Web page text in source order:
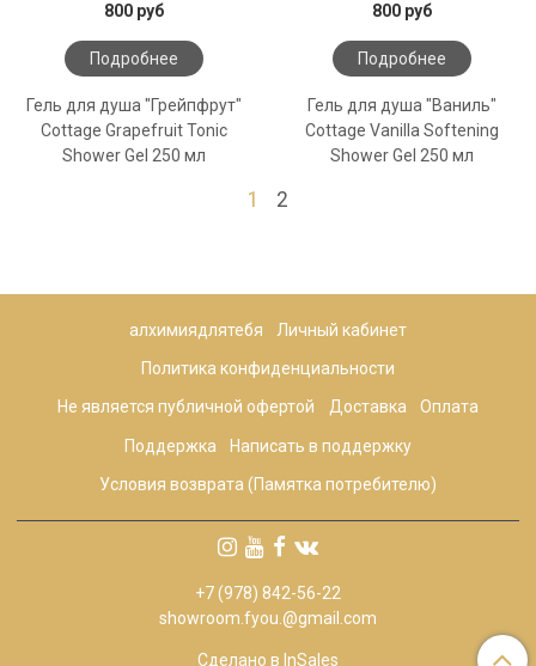
800 руб
Подробнее
Гель для душа "Грейпфрут"
Cottage Grapefruit Tonic
Shower Gel 250 мл
800 руб
Подробнее
Гель для душа "Ваниль"
Cottage Vanilla Softening
Shower Gel 250 мл
1 2
алхимиядлятебя Личный кабинет
Политика конфиденциальности
Не является публичной офертой Доставка Оплата
Поддержка Написать в поддержку
Условия возврата (Памятка потребителю)
+7 (978) 842-56-22
showroom.fyou.@gmail.com
Сделано в InSales